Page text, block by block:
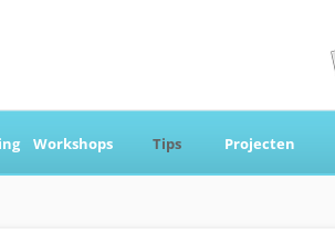
Ga
de
Workshops Tips Projecten